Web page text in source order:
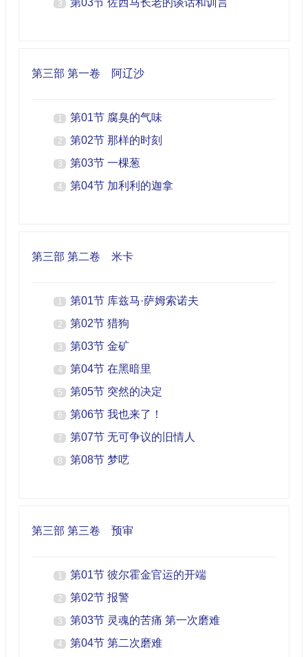
3 第03节 佐西马长老的谈话和训言
第三部 第一卷 阿辽沙
1 第01节 腐臭的气味
2 第02节 那样的时刻
3 第03节 一棵葱
4 第04节 加利利的迦拿
第三部 第二卷 米卡
1 第01节 库兹马·萨姆索诺夫
2 第02节 猎狗
3 第03节 金矿
4 第04节 在黑暗里
5 第05节 突然的决定
6 第06节 我也来了！
7 第07节 无可争议的旧情人
8 第08节 梦呓
第三部 第三卷 预审
1 第01节 彼尔霍金官运的开端
2 第02节 报警
3 第03节 灵魂的苦痛 第一次磨难
4 第04节 第二次磨难